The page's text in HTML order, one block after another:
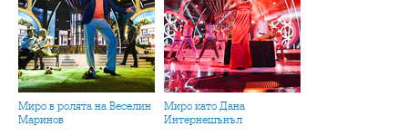
Миро в ролята на Веселин
Маринов
Миро като Дана
Интернешънъл